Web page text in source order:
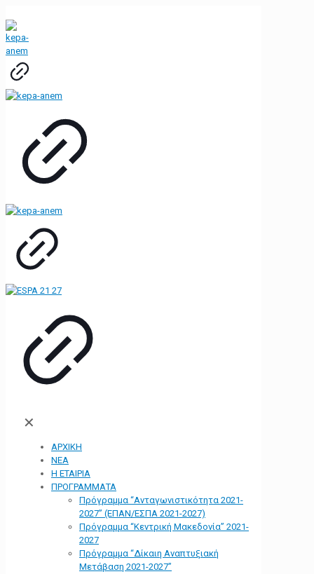
✕
ΑΡΧΙΚΗ
ΝΕΑ
Η ΕΤΑΙΡΙΑ
ΠΡΟΓΡΑΜΜΑΤΑ
Πρόγραμμα “Ανταγωνιστικότητα 2021-
2027” (ΕΠΑΝ/ΕΣΠΑ 2021-2027)
Πρόγραμμα “Κεντρική Μακεδονία” 2021-
2027
Πρόγραμμα “Δίκαιη Αναπτυξιακή
Μετάβαση 2021-2027”